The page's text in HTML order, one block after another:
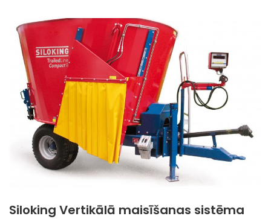
Siloking Vertikālā maisīšanas sistēma